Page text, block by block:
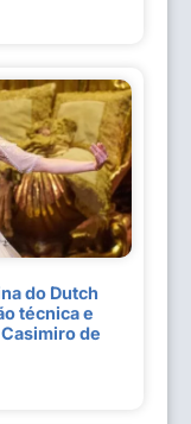
do Dutch
técnica e
de